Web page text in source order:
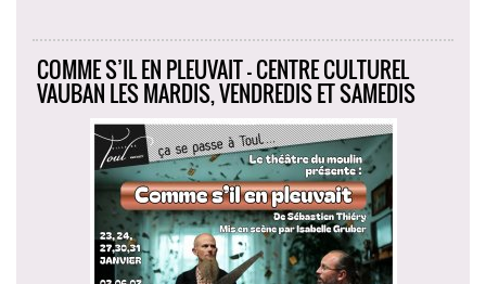
COMME S’IL EN PLEUVAIT - CENTRE CULTUREL
VAUBAN LES MARDIS, VENDREDIS ET SAMEDIS